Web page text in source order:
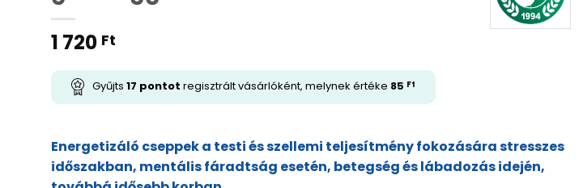
1 720 Ft
Gyűjts 17 pontot regisztrált vásárlóként, melynek értéke 85 Ft
Energetizáló cseppek a testi és szellemi teljesítmény fokozására stresszes
időszakban, mentális fáradtság esetén, betegség és lábadozás idején,